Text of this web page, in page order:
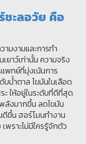
ชะลอวัย คือ
งามและการทำ
าว์เท่านั้น ความจริง
พทย์ที่มุ่งเน้นการ
บน้ำตาล ไขมันในเลือด
ให้อยู่ในระดับที่ดีที่สุด
ลังมากขึ้น ลดไขมัน
ขึ้น ฮอร์โมนทำงาน
ราะไม่มีใครรู้จักตัว